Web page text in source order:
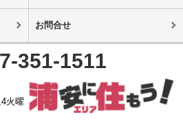
お問合せ
351-1511
火曜